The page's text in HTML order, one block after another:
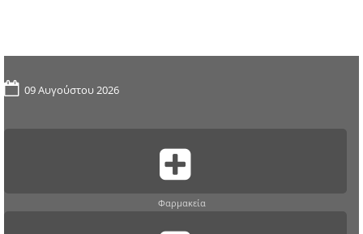
09 Αυγούστου 2026
Φαρμακεία